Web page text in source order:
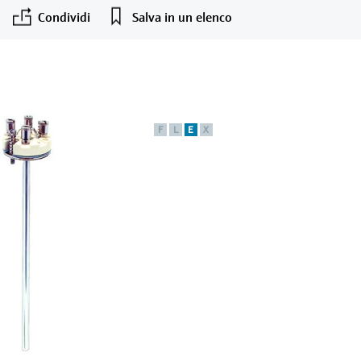
Condividi Salva in un elenco
F L E X